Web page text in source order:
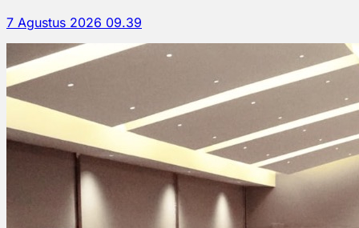
7 Agustus 2026 09.39